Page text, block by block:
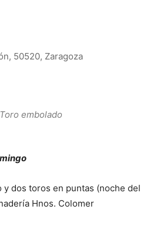
50520, Zaragoza
Toro embolado
y dos toros en puntas (noche del
Hnos. Colomer